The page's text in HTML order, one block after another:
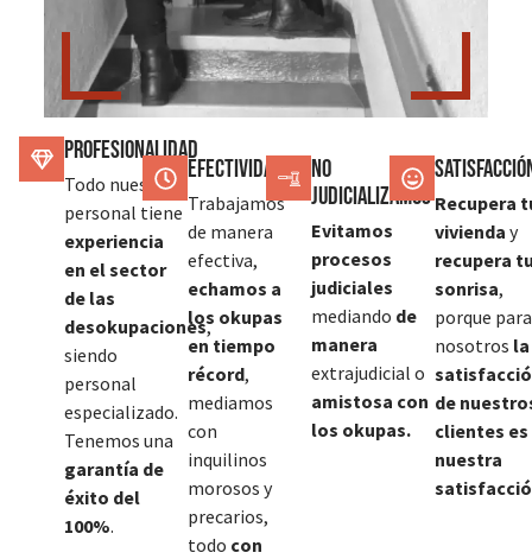
Profesionalidad
Todo nuestro
personal tiene
experiencia
en el sector
de las
desokupaciones,
siendo
personal
especializado.
Tenemos una
garantía de
éxito del
100%.
Efectividad
Trabajamos
de manera
efectiva,
echamos a
los okupas
en tiempo
récord,
mediamos
con
inquilinos
morosos y
precarios,
todo con
No
judicializamos
Evitamos
procesos
judiciales
mediando de
manera
extrajudicial o
amistosa con
los okupas.
Recupera
vivienda y
recupera
sonrisa,
porque para
nosotros la
de
clientes es
nuestra